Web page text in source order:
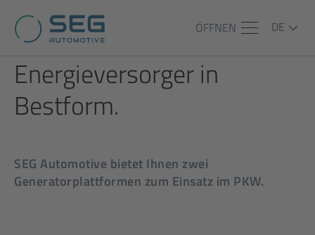
ÖFFNEN DE
Energieversorger in
Bestform.
SEG Automotive bietet Ihnen zwei
Generatorplattformen zum Einsatz im PKW.